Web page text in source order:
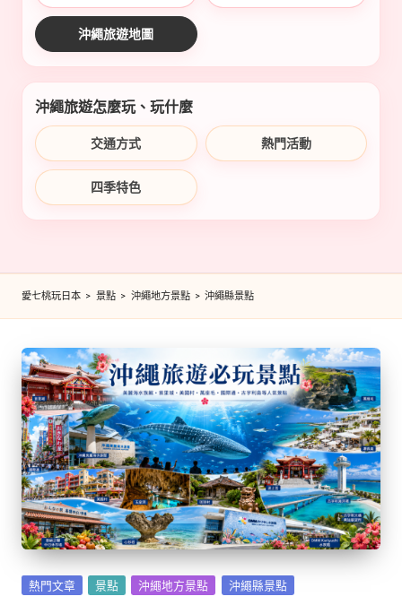
沖繩旅遊地圖
沖繩旅遊怎麼玩、玩什麼
交通方式 熱門活動
四季特色
愛七桃玩日本 > 景點 > 沖繩地方景點 > 沖繩縣景點
Posted
熱門文章 景點 沖繩地方景點 沖繩縣景點